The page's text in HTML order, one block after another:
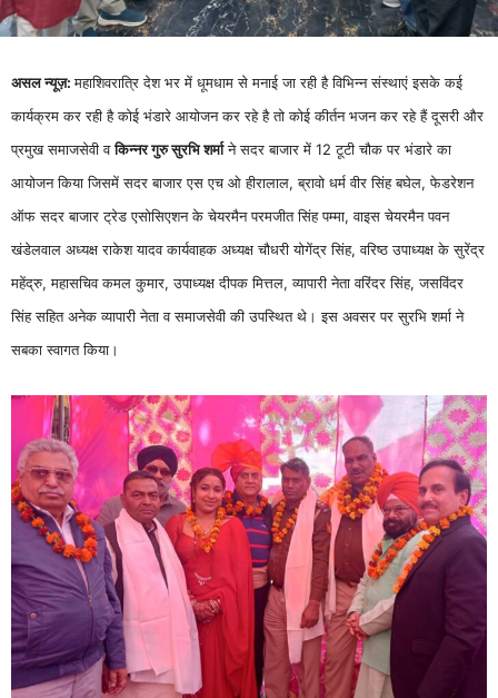
असल न्यूज़:महाशिवरात्रि देश भर में धूमधाम से मनाई जा रही है विभिन्न संस्थाएं इसके कई
कार्यक्रम कर रही है कोई भंडारे आयोजन कर रहे है तो कोई कीर्तन भजन कर रहे हैं दूसरी और
प्रमुख समाजसेवी वकिन्नर गुरु सुरभि शर्माने सदर बाजार में 12 टूटी चौक पर भंडारे का
आयोजन किया जिसमें सदर बाजार एस एच ओ हीरालाल, ब्रावो धर्म वीर सिंह बघेल, फेडरेशन
ऑफ सदर बाजार ट्रेड एसोसिएशन के चेयरमैन परमजीत सिंह पम्मा, वाइस चेयरमैन पवन
खंडेलवाल अध्यक्ष राकेश यादव कार्यवाहक अध्यक्ष चौधरी योगेंद्र सिंह, वरिष्ठ उपाध्यक्ष के सुरेंद्र
महेंद्रु, महासचिव कमल कुमार, उपाध्यक्ष दीपक मित्तल, व्यापारी नेता वरिंदर सिंह, जसविंदर
सिंह सहित अनेक व्यापारी नेता व समाजसेवी की उपस्थित थे। इस अवसर पर सुरभि शर्मा ने
सबका स्वागत किया।